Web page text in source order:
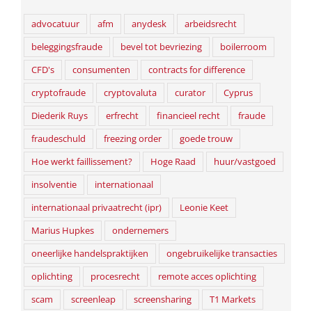
advocatuur afm anydesk
arbeidsrecht
beleggingsfraude
bevel tot bevriezing
boilerroom
CFD's
consumenten
contracts for difference
cryptofraude
cryptovaluta curator
Cyprus
Diederik Ruys
erfrecht financieel recht
fraude
fraudeschuld
freezing order
goede trouw
Hoe werkt faillissement?
Hoge Raad
huur/vastgoed
insolventie
internationaal
internationaal privaatrecht (ipr)
Leonie Keet
Marius Hupkes
ondernemers
oneerlijke handelspraktijken
ongebruikelijke transacties
oplichting
procesrecht
remote acces oplichting
scam
screenleap screensharing
T1 Markets